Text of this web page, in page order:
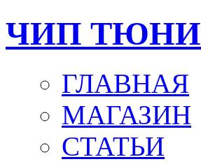
ЧИП
ГЛАВНАЯ
МАГАЗИН
СТАТЬИ